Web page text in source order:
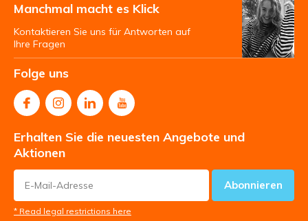
Manchmal macht es Klick
Kontaktieren Sie uns für Antworten auf
Ihre Fragen
Folge uns
Erhalten Sie die neuesten Angebote und
Aktionen
Abonnieren
* Read legal restrictions here